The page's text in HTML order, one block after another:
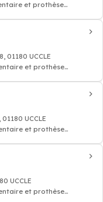
et prothèse
01180 UCCLE
et prothèse
UCCLE
et prothèse
UCCLE
et prothèse